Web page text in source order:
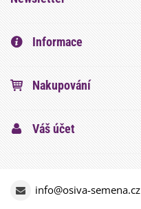
Informace
Nakupování
Váš účet
info@osiva-semena.cz